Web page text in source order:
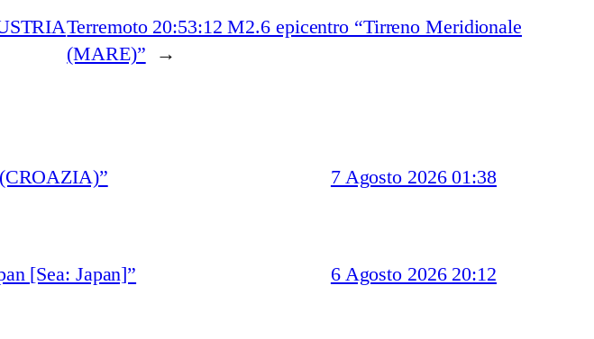
Terremoto 20:53:12 M2.6 epicentro “Tirreno Meridionale
(MARE)”
→
7 Agosto 2026 01:38
[Sea: Japan]” 6 Agosto 2026 20:12